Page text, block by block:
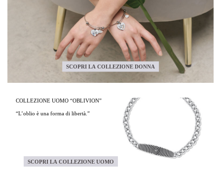
SCOPRI LA COLLEZIONE DONNA
COLLEZIONE UOMO “OBLIVION”
“L’oblio è una forma di libertà.”
SCOPRI LA COLLEZIONE UOMO